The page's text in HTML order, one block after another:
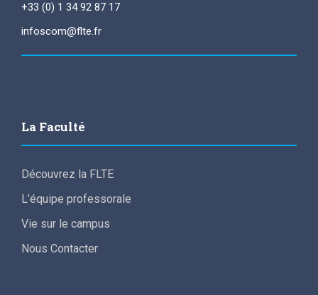
+33 (0) 1 34 92 87 17
infoscom@flte.fr
La Faculté
Découvrez la FLTE
L’équipe professorale
Vie sur le campus
Nous Contacter